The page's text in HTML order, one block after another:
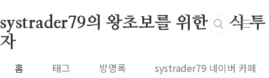
systrader79의 왕초보를 위한 주식 투
자
홈 태그 방명록 systrader79 네이버 카페